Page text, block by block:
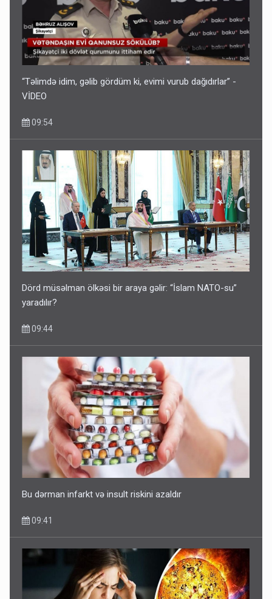
“Təlimdə idim, gəlib gördüm ki, evimi vurub dağıdırlar” -
VİDEO
09:54
Dörd müsəlman ölkəsi bir araya gəlir: “İslam NATO-su”
yaradılır?
09:44
Bu dərman infarkt və insult riskini azaldır
09:41